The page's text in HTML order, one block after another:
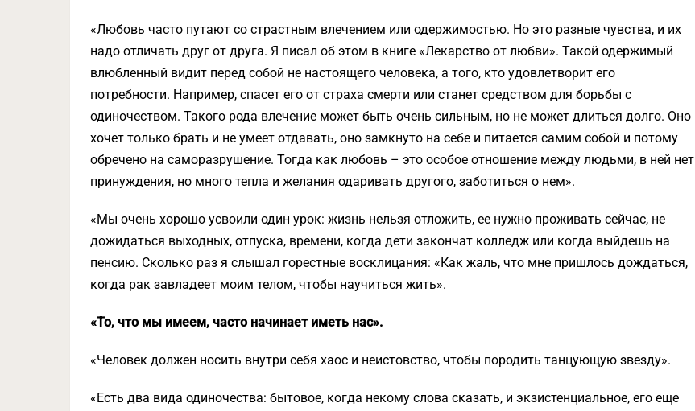
«Любовь часто путают со страстным влечением или одержимостью. Но это разные чувства, и их
надо отличать друг от друга. Я писал об этом в книге «Лекарство от любви». Такой одержимый
влюбленный видит перед собой не настоящего человека, а того, кто удовлетворит его
потребности. Например, спасет его от страха смерти или станет средством для борьбы с
одиночеством. Такого рода влечение может быть очень сильным, но не может длиться долго. Оно
хочет только брать и не умеет отдавать, оно замкнуто на себе и питается самим собой и потому
обречено на саморазрушение. Тогда как любовь – это особое отношение между людьми, в ней нет
принуждения, но много тепла и желания одаривать другого, заботиться о нем».
«Мы очень хорошо усвоили один урок: жизнь нельзя отложить, ее нужно проживать сейчас, не
дожидаться выходных, отпуска, времени, когда дети закончат колледж или когда выйдешь на
пенсию. Сколько раз я слышал горестные восклицания: «Как жаль, что мне пришлось дождаться,
когда рак завладеет моим телом, чтобы научиться жить».
«То, что мы имеем, часто начинает иметь нас».
«Человек должен носить внутри себя хаос и неистовство, чтобы породить танцующую звезду».
«Есть два вида одиночества: бытовое, когда некому слова сказать, и экзистенциальное, его еще